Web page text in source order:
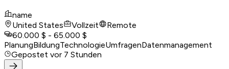
name
United States
Vollzeit
Remote
60.000 $ - 65.000 $
PlanungBildungTechnologieUmfragenDatenmanagement
Gepostet vor 7 Stunden